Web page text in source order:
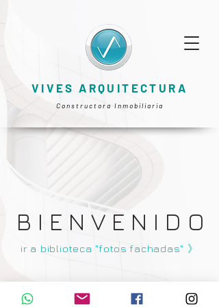
VIVES ARQUITECTURA
Constructora Inmobiliaria
B I E N V E N I D O
ir a biblioteca "fotos fachadas" 》